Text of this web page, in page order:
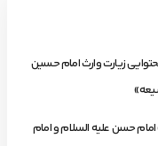
زیارت وارث امام حسین
امام حسن علیه السلام و امام